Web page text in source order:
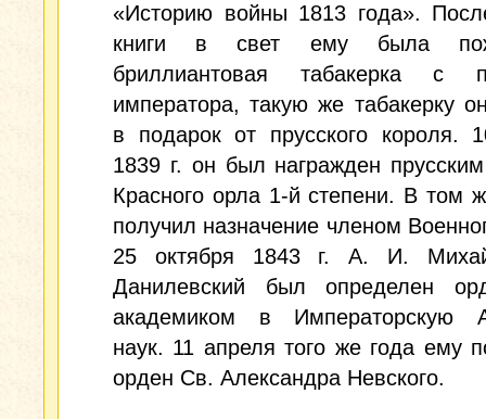
«Историю войны 1813 года».
книги в свет ему была
бриллиантовая табакерка с
императора, такую же табакерку
в подарок от прусского короля.
1839 г. он был награжден
Красного орла 1-й степени. В том
получил назначение членом
25 октября 1843 г. А. И.
Данилевский был определен
академиком в Императорскую
наук. 11 апреля того же года ему
орден Св. Александра Невского.